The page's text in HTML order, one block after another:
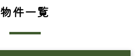
物件一覧